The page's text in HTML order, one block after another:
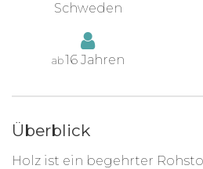
Schweden
ab16 Jahren
Überblick
Holz ist ein begehrter